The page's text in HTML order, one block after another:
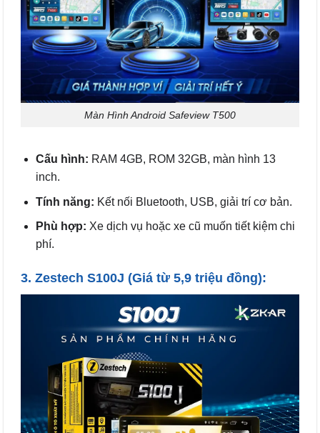
Màn Hình Android Safeview T500
Cấu hình: RAM 4GB, ROM 32GB, màn hình 13
inch.
Tính năng: Kết nối Bluetooth, USB, giải trí cơ bản.
Phù hợp: Xe dịch vụ hoặc xe cũ muốn tiết kiệm chi
phí.
3. Zestech S100J (Giá từ 5,9 triệu đồng):